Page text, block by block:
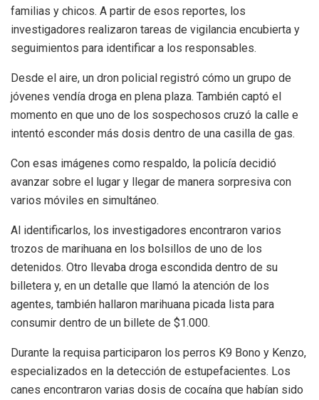
familias y chicos. A partir de esos reportes, los
investigadores realizaron tareas de vigilancia encubierta y
seguimientos para identificar a los responsables.
Desde el aire, un dron policial registró cómo un grupo de
jóvenes vendía droga en plena plaza. También captó el
momento en que uno de los sospechosos cruzó la calle e
intentó esconder más dosis dentro de una casilla de gas.
Con esas imágenes como respaldo, la policía decidió
avanzar sobre el lugar y llegar de manera sorpresiva con
varios móviles en simultáneo.
Al identificarlos, los investigadores encontraron varios
trozos de marihuana en los bolsillos de uno de los
detenidos. Otro llevaba droga escondida dentro de su
billetera y, en un detalle que llamó la atención de los
agentes, también hallaron marihuana picada lista para
consumir dentro de un billete de $1.000.
Durante la requisa participaron los perros K9 Bono y Kenzo,
especializados en la detección de estupefacientes. Los
canes encontraron varias dosis de cocaína que habían sido